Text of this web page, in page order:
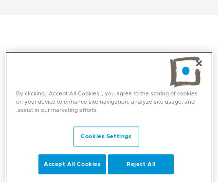
المهارات الأساسية
الفحص الطبي قبل التوظيف ومنح اللياقة البدنية لكبرى
الشركات النفطية والحكومية
By clicking “Accept All Cookies”, you agree to the storing of cookies
on your device to enhance site navigation, analyze site usage, and
assist in our marketing efforts.
Cookies Settings
Reject All
Accept All Cookies